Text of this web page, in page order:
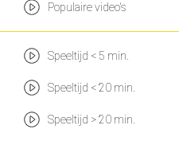
Populaire video's
Speeltijd < 5 min.
Speeltijd < 20 min.
Speeltijd > 20 min.